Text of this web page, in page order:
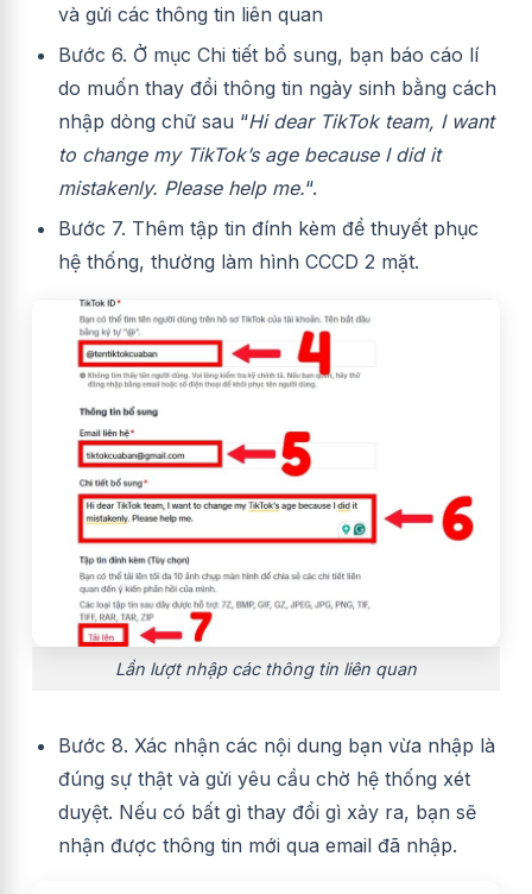
và gửi các thông tin liên quan
Bước 6. Ở mục Chi tiết bổ sung, bạn báo cáo lí
do muốn thay đổi thông tin ngày sinh bằng cách
nhập dòng chữ sau “Hi dear TikTok team, I want
to change my TikTok’s age because I did it
mistakenly. Please help me.“.
Bước 7. Thêm tập tin đính kèm để thuyết phục
hệ thống, thường làm hình CCCD 2 mặt.
Lần lượt nhập các thông tin liên quan
Bước 8. Xác nhận các nội dung bạn vừa nhập là
đúng sự thật và gửi yêu cầu chờ hệ thống xét
duyệt. Nếu có bất gì thay đổi gì xảy ra, bạn sẽ
nhận được thông tin mới qua email đã nhập.